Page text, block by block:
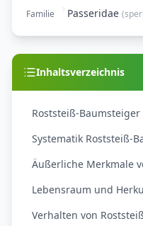
Familie
Passeridae (
Inhaltsverzeichnis
Roststeiß-Baumsteiger
Systematik Roststeiß-
Äußerliche Merkmale
Lebensraum und
Verhalten von